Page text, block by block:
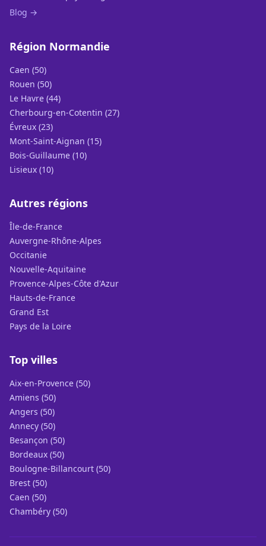
Blog →
Région Normandie
Caen (50)
Rouen (50)
Le Havre (44)
Cherbourg-en-Cotentin (27)
Évreux (23)
Mont-Saint-Aignan (15)
Bois-Guillaume (10)
Lisieux (10)
Autres régions
Île-de-France
Auvergne-Rhône-Alpes
Occitanie
Nouvelle-Aquitaine
Provence-Alpes-Côte d'Azur
Hauts-de-France
Grand Est
Pays de la Loire
Top villes
Aix-en-Provence (50)
Amiens (50)
Angers (50)
Annecy (50)
Besançon (50)
Bordeaux (50)
Boulogne-Billancourt (50)
Brest (50)
Caen (50)
Chambéry (50)